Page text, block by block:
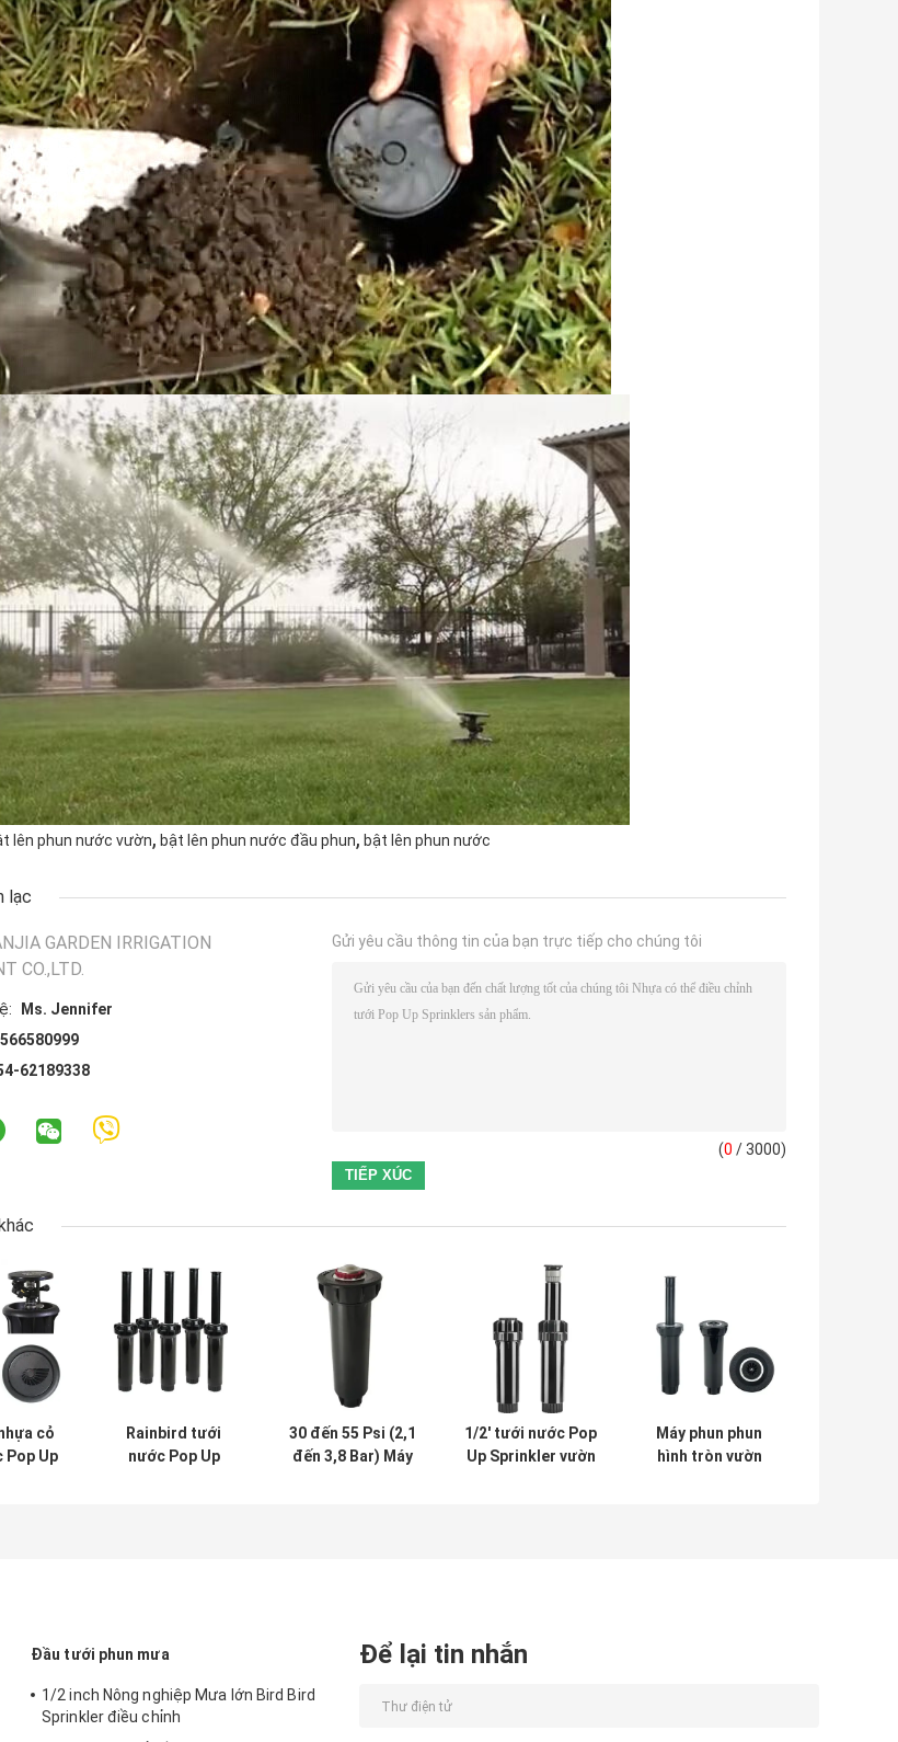
lên phun nước vườn, bật lên phun nước đầu phun, bật lên phun nước
lạc
GARDEN IRRIGATION
CO.,LTD.
Ms. Jennifer
62189338
Gửi yêu cầu thông tin của bạn trực tiếp cho chúng tôi
(0 / 3000)
cỏ
Up
Rainbird tưới
nước Pop Up
30 đến 55 Psi (2,1
đến 3,8 Bar) Máy
1/2' tưới nước Pop
Up Sprinkler vườn
Máy phun phun
hình tròn vườn
Đầu tưới phun mưa
1/2 inch Nông nghiệp Mưa lớn Bird Bird
Sprinkler điều chỉnh
Để lại tin nhắn